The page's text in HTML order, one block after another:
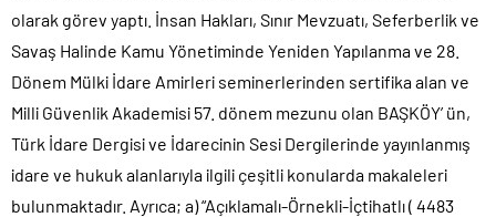
olarak görev yaptı. İnsan Hakları, Sınır Mevzuatı, Seferberlik ve
Savaş Halinde Kamu Yönetiminde Yeniden Yapılanma ve 28.
Dönem Mülki İdare Amirleri seminerlerinden sertifika alan ve
Milli Güvenlik Akademisi 57. dönem mezunu olan BAŞKÖY’ ün,
Türk İdare Dergisi ve İdarecinin Sesi Dergilerinde yayınlanmış
idare ve hukuk alanlarıyla ilgili çeşitli konularda makaleleri
bulunmaktadır. Ayrıca; a) “Açıklamalı-Örnekli-İçtihatlı ( 4483